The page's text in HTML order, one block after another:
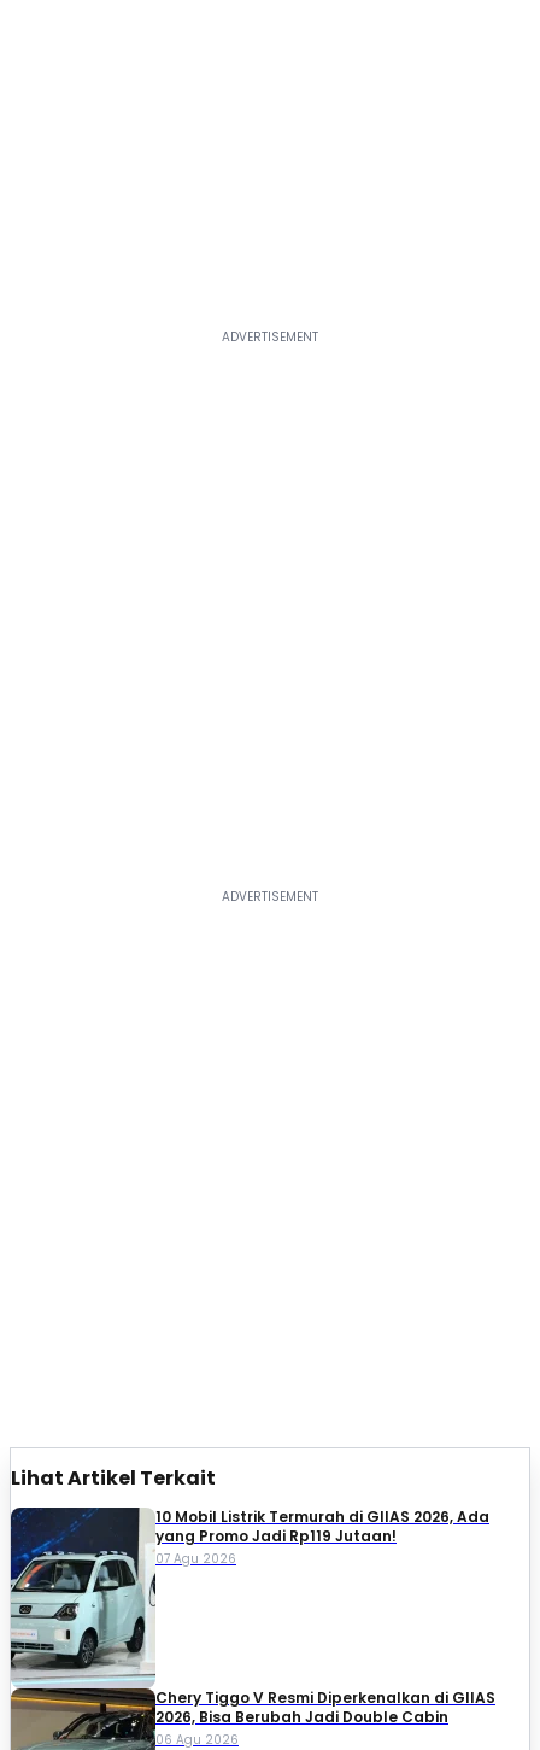
Lihat Artikel Terkait
10 Mobil Listrik Termurah di GIIAS 2026, Ada
yang Promo Jadi Rp119 Jutaan!
07 Agu 2026
Chery Tiggo V Resmi Diperkenalkan di GIIAS
2026, Bisa Berubah Jadi Double Cabin
06 Agu 2026